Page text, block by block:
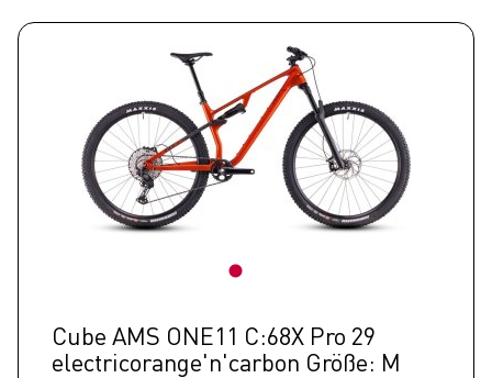
Cube AMS ONE11 C:68X Pro 29
electricorange'n'carbon Größe: M